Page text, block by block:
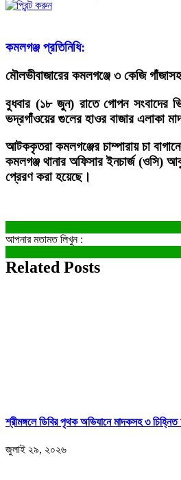
কমলগঞ্জ প্রতিনিধি:
মৌলভীবাজারের কমলগঞ্জে ৩ কেজি
বুধবার (১৮ জুন) রাতে গোপন সংবাদের
ভদ্রগাঁওয়ের গুলের হাওর বাজার এলাকা
আটককৃতরা কমলগঞ্জের চাম্পারায় চা
কমলগঞ্জ থানার অফিসার ইনচার্জ (ওসি)
প্রেরণ করা হয়েছে।
আপনার মতামত লিখুন :
Related Posts
শ্রীমঙ্গলে ডিবির পৃথক অভিযানে মাদকসহ ৩ চিহ্নিত
জুলাই ২৯, ২০২৬